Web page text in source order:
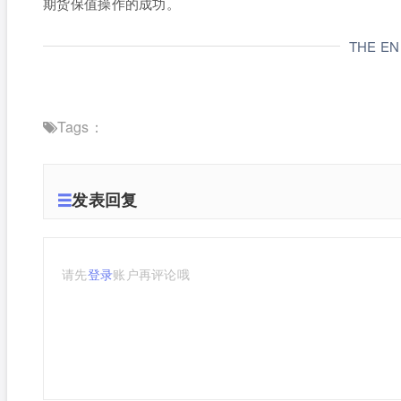
THE
Tags：
发表回复
请先登录账户再评论哦